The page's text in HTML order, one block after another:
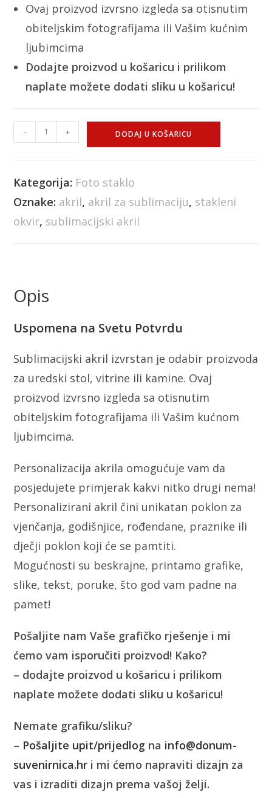
Ovaj proizvod izvrsno izgleda sa otisnutim
obiteljskim fotografijama ili Vašim kućnim
ljubimcima
Dodajte proizvod u košaricu i prilikom
naplate možete dodati sliku u košaricu!
- + DODAJ U KOŠARICU
Kategorija: Foto staklo
Oznake: akril, akril za sublimaciju, stakleni
okvir, sublimacijski akril
Opis
Uspomena na Svetu Potvrdu
Sublimacijski akril izvrstan je odabir proizvoda
za uredski stol, vitrine ili kamine. Ovaj
proizvod izvrsno izgleda sa otisnutim
obiteljskim fotografijama ili Vašim kućnom
ljubimcima.
Personalizacija akrila omogućuje vam da
posjedujete primjerak kakvi nitko drugi nema!
Personalizirani akril čini unikatan poklon za
vjenčanja, godišnjice, rođendane, praznike ili
dječji poklon koji će se pamtiti.
Mogućnosti su beskrajne, printamo grafike,
slike, tekst, poruke, što god vam padne na
pamet!
Pošaljite nam Vaše grafičko rješenje i mi
ćemo vam isporučiti proizvod! Kako?
– dodajte proizvod u košaricu i prilikom
naplate možete dodati sliku u košaricu!
Nemate grafiku/sliku?
– Pošaljite upit/prijedlog na info@donum-
suvenirnica.hr i mi ćemo napraviti dizajn za
vas i izraditi dizajn prema vašoj želji.